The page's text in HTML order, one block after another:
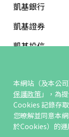
本網站（及本公
保護政策」，為
Cookies 記錄存
您暸解並同意本
於Cookies）的運
凱基銀行
凱基證券
凱基投信
訂閱/取消電子